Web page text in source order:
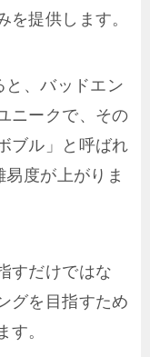
を提供します。
と、バッドエン
ニークで、その
ブル」と呼ばれ
度が上がりま
すだけではな
グを目指すため
す。